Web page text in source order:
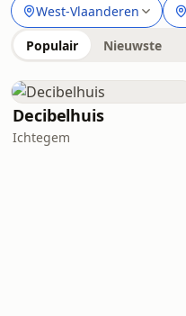
West-Vlaanderen
Populair Nieuwste
Decibelhuis
Ichtegem